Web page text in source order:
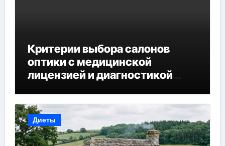
Критерии выбора салонов
оптики с медицинской
лицензией и диагностикой
Диеты